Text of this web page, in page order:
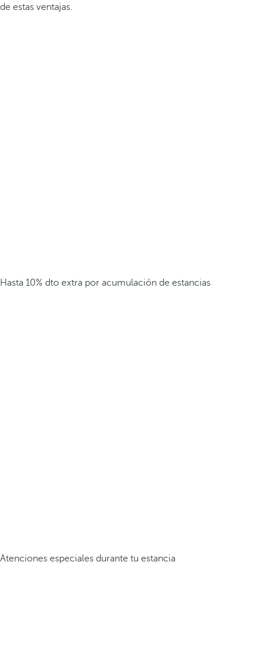
de estas ventajas.
Hasta 10% dto extra por acumulación de estancias
Atenciones especiales durante tu estancia